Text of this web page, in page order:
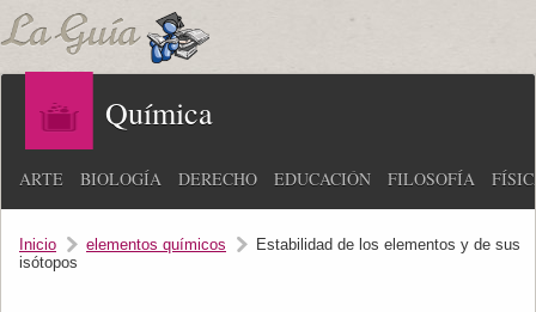
Química
ARTE BIOLOGÍA DERECHO EDUCACIÓN FILOSOFÍA
Inicio elementos químicos
Estabilidad de los elementos y de sus
isótopos